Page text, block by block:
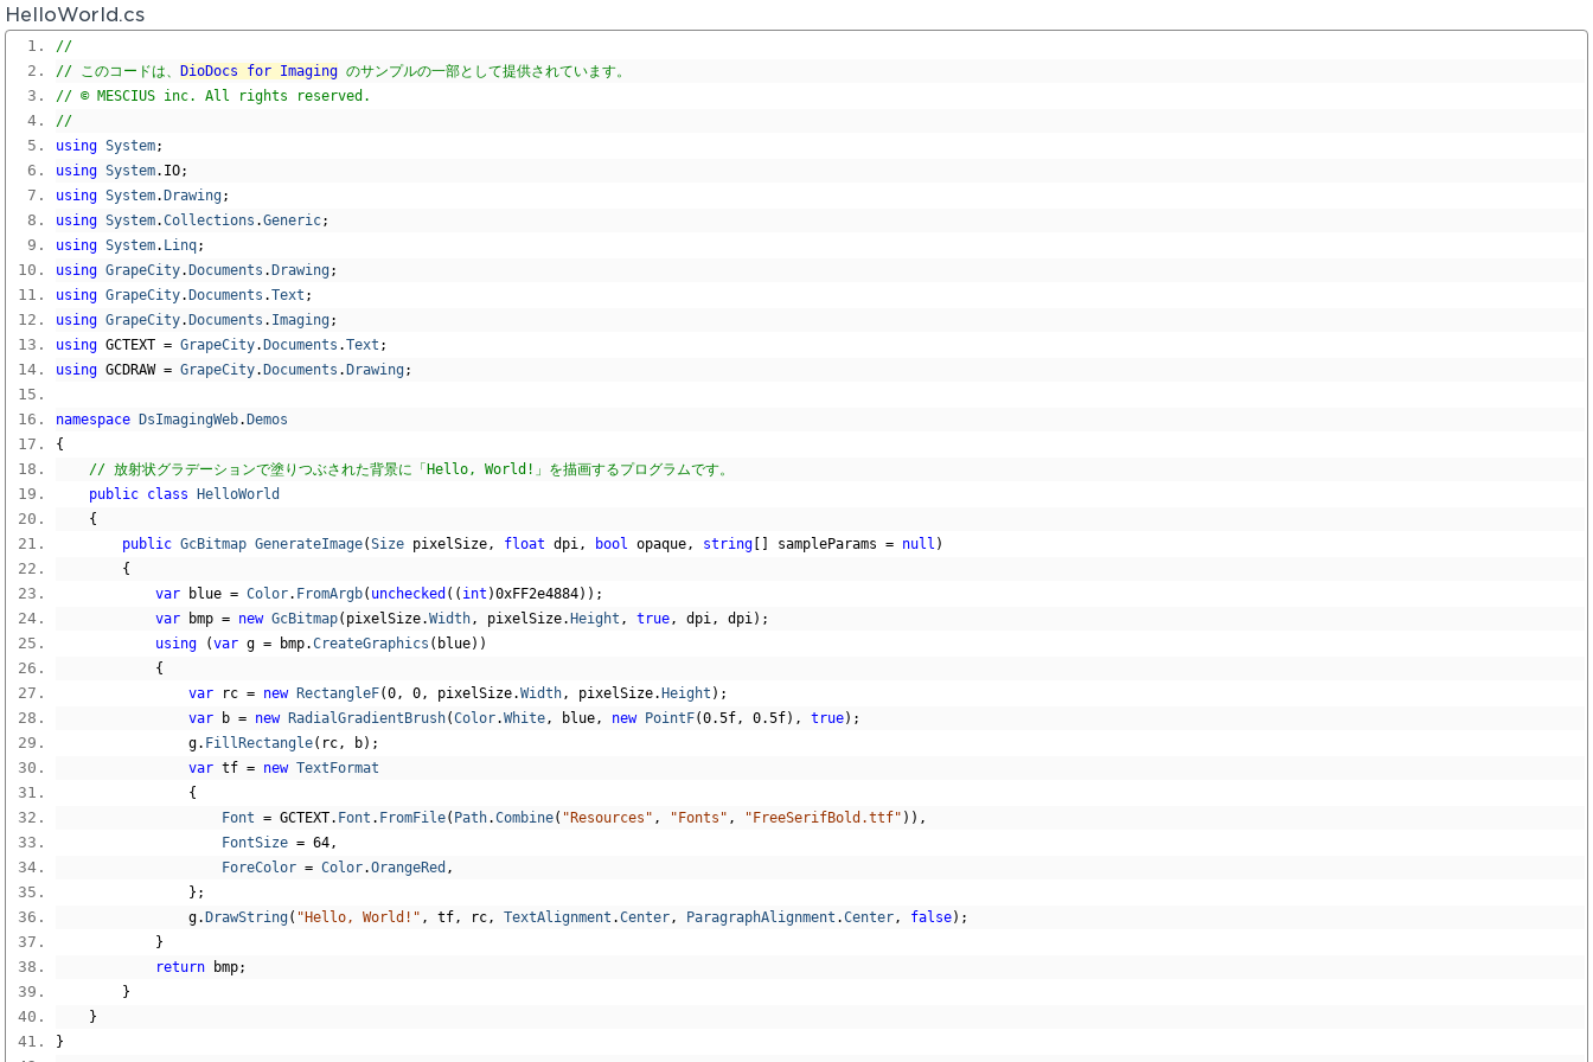
HelloWorld.cs
//
// このコードは、
DioDocs for Imaging のサンプルの一部として提供されています。
// © MESCIUS inc. All rights reserved.
//
using System;
using System. IO;
using System. Drawing;
using System.Collections .Generic;
using System. Linq;
using GrapeCity. Documents . Drawing;
using GrapeCity. Documents .Text ;
using GrapeCity. Documents . Imaging;
using GCTEXT = GrapeCity. Documents .Text ;
using GCDRAW = GrapeCity. Documents . Drawing;
namespace DsImagingWeb. Demos
{
// 放射状グラデーションで塗りつぶされた背景に「Hello, World!」を描画するプログラムです。
public class
HelloWorld
{
public GcBitmap GenerateImage(Size pixelSize, float dpi, bool opaque, string sampleParams = null )
{
var blue = Color. FromArgb( unchecked (( int )0xFF2e4884));
var bmp = new GcBitmap( pixelSize.Width, pixelSize. Height , true, dpi, dpi);
using
(var g = bmp.CreateGraphics ( blue))
{
var rc = new RectangleF(0, 0, pixelSize.Width, pixelSize. Height );
var b = new RadialGradientBrush(Color.White, blue, new PointF(0.5f, 0.5f), true);
                g
. FillRectangle( rc, b);
var tf = new TextFormat
{
Font = GCTEXT. Font . FromFile( Path.Combine( "Resources" , "Fonts" , "FreeSerifBold.ttf" )),
FontSize = 64,
ForeColor = Color.OrangeRed ,
};
                g
. DrawString( "Hello, World!" , tf, rc, TextAlignment .Center, ParagraphAlignment .Center, false);
}
return bmp;
}
}
}